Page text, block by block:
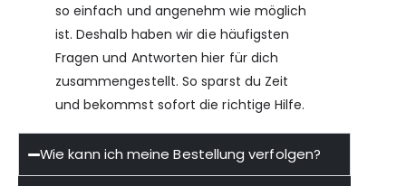
so einfach und angenehm wie möglich
ist. Deshalb haben wir die häufigsten
Fragen und Antworten hier für dich
zusammengestellt. So sparst du Zeit
und bekommst sofort die richtige Hilfe.
Wie kann ich meine Bestellung verfolgen?